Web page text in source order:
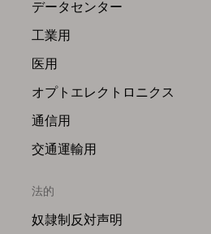
データセンター
工業用
医用
オプトエレクトロニクス
通信用
交通運輸用
法的
奴隷制反対声明